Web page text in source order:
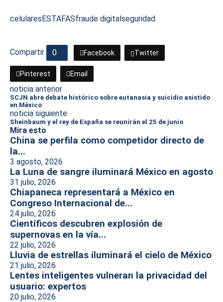
celularesESTAFASfraude digitalseguridad
Compartir 0 Facebook Twitter
Pinterest Email
noticia anterior
SCJN abre debate histórico sobre eutanasia y suicidio asistido
en México
noticia siguiente
Sheinbaum y el rey de España se reunirán el 25 de junio
Mira esto
China se perfila como competidor directo de
la...
3 agosto, 2026
La Luna de sangre iluminará México en agosto
31 julio, 2026
Chiapaneca representará a México en
Congreso Internacional de...
24 julio, 2026
Científicos descubren explosión de
supernovas en la vía...
22 julio, 2026
Lluvia de estrellas iluminará el cielo de México
21 julio, 2026
Lentes inteligentes vulneran la privacidad del
usuario: expertos
20 julio, 2026